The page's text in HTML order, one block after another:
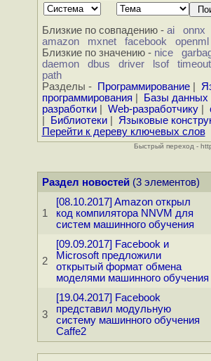
Близкие по совпадению - ai onnx
amazon
mxnet facebook openml
Близкие по значению - nice
daemon
dbus driver lsof timeout
path
Разделы -
Программирование|
программирования
Базы данных
разработки| Web-разработчику|
Библиотеки| Языковые
Перейти к дереву ключевых слов
Быстрый переход -
Раздел новостей(3 элементов)
1
[08.10.2017] Amazon открыл
код компилятора NNVM для
систем машинного обучения
2
[09.09.2017] Facebook и
Microsoft предложили
открытый формат обмена
моделями машинного обучения
3
[19.04.2017] Facebook
представил модульную
систему машинного обучения
Caffe2